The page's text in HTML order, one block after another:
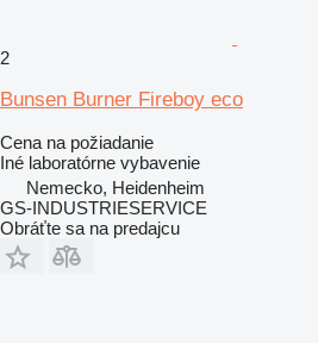
2
Bunsen Burner Fireboy eco
Cena na požiadanie
Iné laboratórne vybavenie
Nemecko, Heidenheim
GS-INDUSTRIESERVICE
Obráťte sa na predajcu